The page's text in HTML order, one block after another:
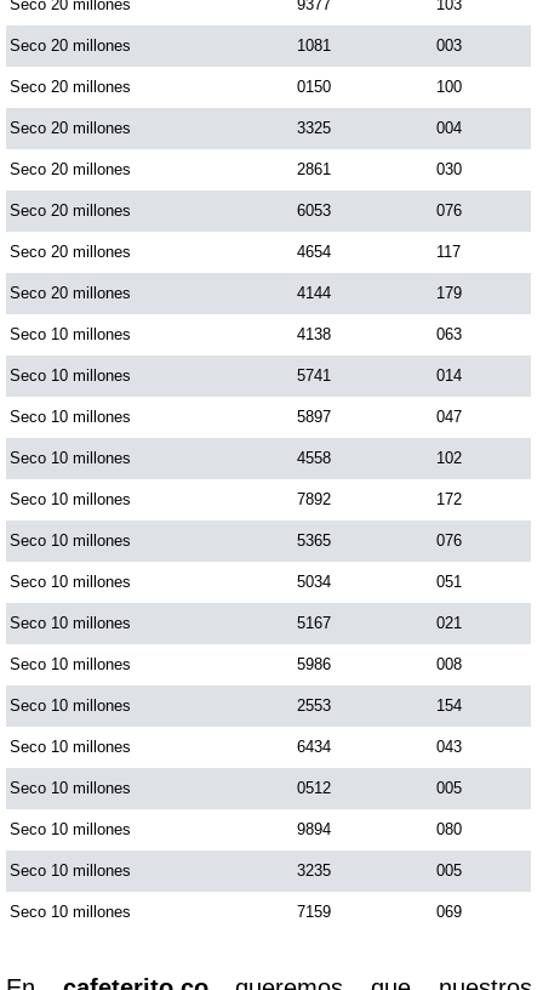
Seco 20 millones 9377 103
Seco 20 millones 1081 003
Seco 20 millones 0150 100
Seco 20 millones 3325 004
Seco 20 millones 2861 030
Seco 20 millones 6053 076
Seco 20 millones 4654 117
Seco 20 millones 4144 179
Seco 10 millones 4138 063
Seco 10 millones 5741 014
Seco 10 millones 5897 047
Seco 10 millones 4558 102
Seco 10 millones 7892 172
Seco 10 millones 5365 076
Seco 10 millones 5034 051
Seco 10 millones 5167 021
Seco 10 millones 5986 008
Seco 10 millones 2553 154
Seco 10 millones 6434 043
Seco 10 millones 0512 005
Seco 10 millones 9894 080
Seco 10 millones 3235 005
Seco 10 millones 7159 069